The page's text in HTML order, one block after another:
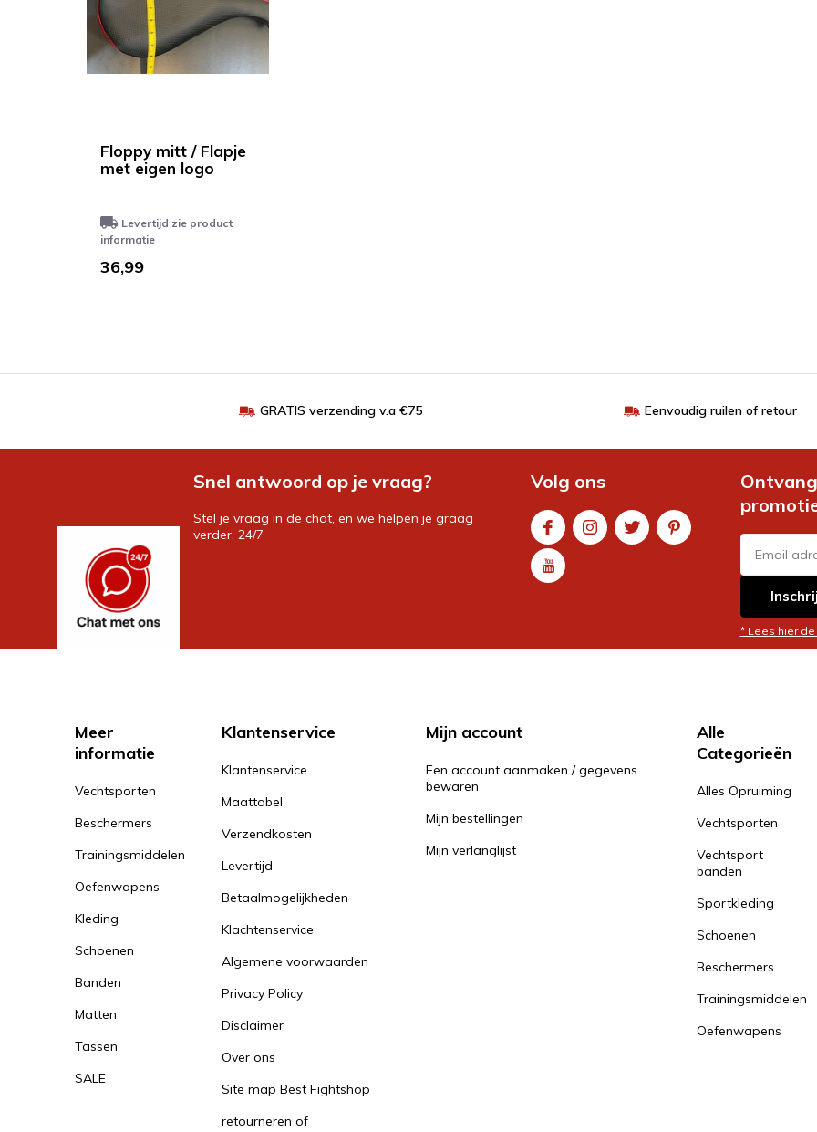
Floppy mitt / Flapje
met eigen logo
Levertijd zie product
informatie
36,99
GRATIS verzending v.a €75 Eenvoudig ruilen of retour
Snel antwoord op je vraag?
Stel je vraag in de chat, en we helpen je graag
verder. 24/7
Volg ons
* Lees hier
Meer
informatie
Vechtsporten
Beschermers
Trainingsmiddelen
Oefenwapens
Kleding
Schoenen
Banden
Matten
Tassen
SALE
Klantenservice
Klantenservice
Maattabel
Verzendkosten
Levertijd
Betaalmogelijkheden
Klachtenservice
Algemene voorwaarden
Privacy Policy
Disclaimer
Over ons
Site map Best Fightshop
retourneren of
Mijn account
Een account aanmaken / gegevens
bewaren
Mijn bestellingen
Mijn verlanglijst
Alle
Categorieën
Alles Opruiming
Vechtsporten
Vechtsport
banden
Sportkleding
Schoenen
Beschermers
Trainingsmiddelen
Oefenwapens